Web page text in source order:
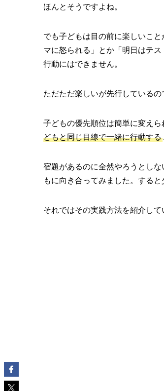
ほんとそうですよね。
でも子どもは目の前に楽しいこ
マに怒られる」とか「明日はテ
行動にはできません。
ただただ楽しいが先行している
子どもの優先順位は簡単に変え
どもと同じ目線で一緒に行動する
宿題があるのに全然やろうとし
もに向き合ってみました。する
それではその実践方法を紹介して